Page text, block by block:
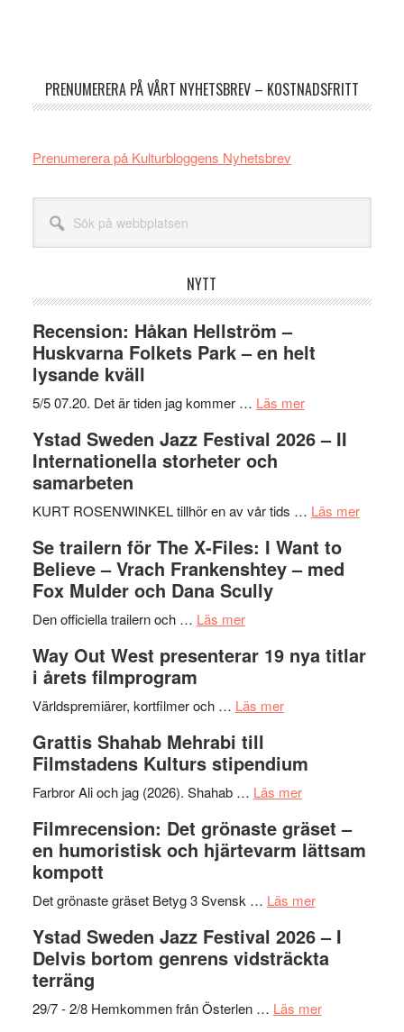
PRENUMERERA PÅ VÅRT NYHETSBREV – KOSTNADSFRITT
Prenumerera på Kulturbloggens Nyhetsbrev
webbplatsen
NYTT
Recension: Håkan Hellström –
Huskvarna Folkets Park – en helt
lysande kväll
5/5 07.20. Det är tiden jag kommer … Läs merom
Håkan
Huskvarna
Park
–
kväll
Ystad Sweden Jazz Festival 2026 – II
Internationella storheter och
samarbeten
KURT ROSENWINKEL tillhör en av vår tids … Läs merom
II
Se trailern för The X-Files: I Want to
Believe – Vrach Frankenshtey – med
Fox Mulder och Dana Scully
Den officiella trailern och … Läs merom
trailern
The
Files:
I
Want
Believe
–
Frankenshtey
med
Fox
och
Way Out West presenterar 19 nya titlar
i årets filmprogram
Världspremiärer, kortfilmer och … Läs merom
West
presenterar
nya
titlar
årets
Grattis Shahab Mehrabi till
Filmstadens Kulturs stipendium
Farbror Ali och jag (2026). Shahab … Läs merom
Shahab
Mehrabi
Filmstadens
stipendium
Filmrecension: Det grönaste gräset –
en humoristisk och hjärtevarm lättsam
kompott
Det grönaste gräset Betyg 3 Svensk … Läs merom
Det
grönaste
–
Ystad Sweden Jazz Festival 2026 – I
Delvis bortom genrens vidsträckta
terräng
29/7 - 2/8 Hemkommen från Österlen … Läs merom